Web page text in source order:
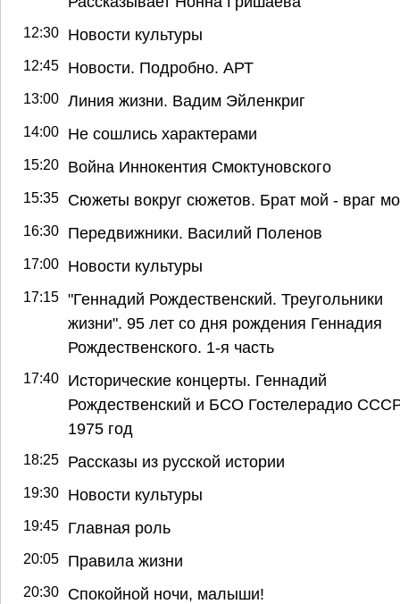
12:30 Новости культуры
12:45 Новости. Подробно. АРТ
13:00 Линия жизни. Вадим Эйленкриг
14:00 Не сошлись характерами
15:20 Война Иннокентия Смоктуновского
15:35 Сюжеты вокруг сюжетов. Брат мой - враг
16:30 Передвижники. Василий Поленов
17:00 Новости культуры
17:15 "Геннадий Рождественский. Треугольники
жизни". 95 лет со дня рождения Геннадия
Рождественского. 1-я часть
17:40
Исторические концерты. Геннадий
Рождественский и БСО Гостелерадио
1975 год
18:25 Рассказы из русской истории
19:30 Новости культуры
19:45 Главная роль
20:05 Правила жизни
20:30 Спокойной ночи, малыши!